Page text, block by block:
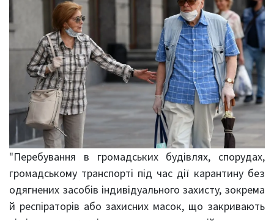
"Перебування в громадських будівлях, спорудах,
громадському транспорті під час дії карантину без
одягнених засобів індивідуального захисту, зокрема
й респіраторів або захисних масок, що закривають